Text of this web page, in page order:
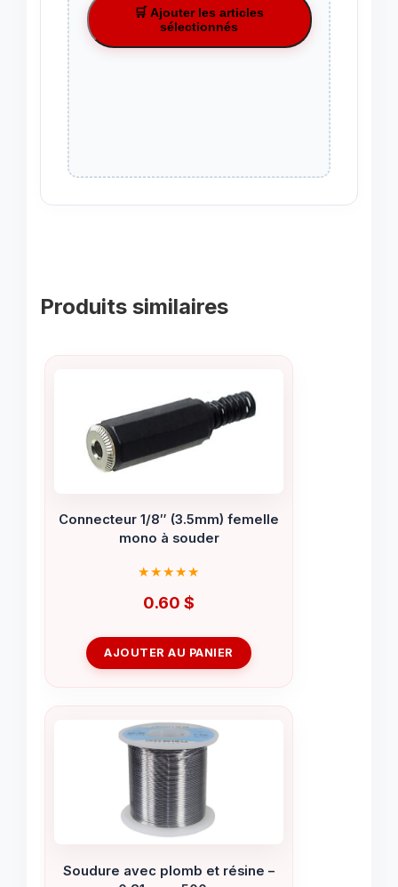
🛒 Ajouter les articles
sélectionnés
Produits similaires
Connecteur 1/8″ (3.5mm) femelle
mono à souder
0.60 $
AJOUTER AU PANIER
Soudure avec plomb et résine –